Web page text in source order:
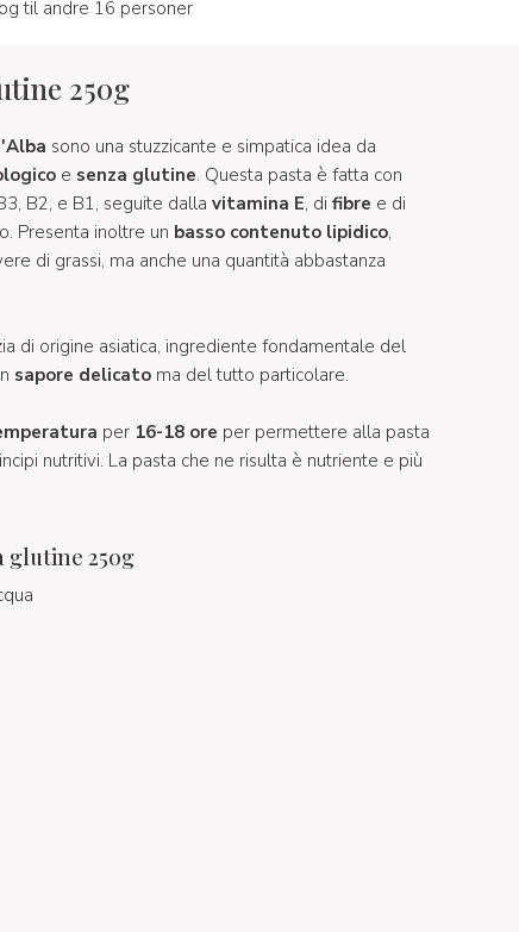
og til andre 16 personer
250g
sono una stuzzicante e simpatica idea da
e senza glutine. Questa pasta è fatta con
B2, e B1, seguite dalla vitamina E, di fibre e di
Presenta inoltre un basso contenuto lipidico,
di grassi, ma anche una quantità abbastanza
di origine asiatica, ingrediente fondamentale del
sapore delicatoma del tutto particolare.
per 16-18 ore per permettere alla pasta
nutritivi. La pasta che ne risulta è nutriente e più
glutine 250g